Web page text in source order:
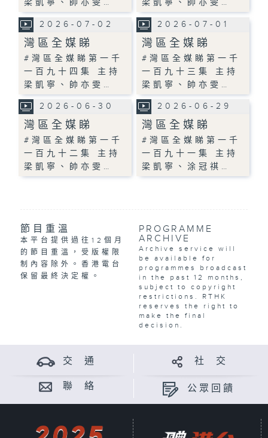
梁凱寧、帥亦雯… 梁凱寧、帥亦雯…
2026-07-02
灣區全媒睇
#灣區全媒睇第一千
一百九十四集 主持
梁凱寧、帥亦雯…
2026-07-01
灣區全媒睇
#灣區全媒睇第一千
一百九十三集 主持
梁凱寧、帥亦雯…
2026-06-30
灣區全媒睇
#灣區全媒睇第一千
一百九十二集 主持
梁凱寧、帥亦雯…
2026-06-29
灣區全媒睇
#灣區全媒睇第一千
一百九十一集 主持
梁凱寧、涂冠祺…
節目重溫
本平台提供過往12個月
的節目重溫，受版權限
制內容除外。香港電台
保留最終決定權。
PROGRAMME
ARCHIVE
Archive service will
be available for
programmes broadcast
in the past 12 months,
subject to copyright
restrictions. RTHK
reserves the right to
make the final
decision.
交 通 社 交
聯 絡 公眾回饋